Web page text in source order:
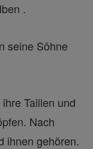
.
seine Söhne
Taillen und
Nach
ihnen gehören.